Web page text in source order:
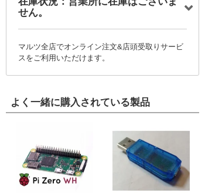
せん。
マルツ全店でオンライン注文&店頭受取りサービ
スをご利用いただけます。
よく一緒に購入されている製品